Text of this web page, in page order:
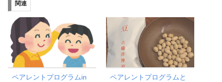
関連
ペアレントプログラムin
ペアレントプログラムと